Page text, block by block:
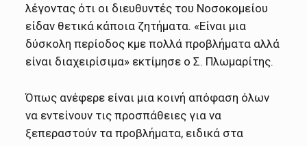
λέγοντας ότι οι διευθυντές του Νοσοκομείου
είδαν θετικά κάποια ζητήματα. «Είναι μια
δύσκολη περίοδος κμε πολλά προβλήματα αλλά
είναι διαχειρίσιμα» εκτίμησε ο Σ. Πλωμαρίτης.
Όπως ανέφερε είναι μια κοινή απόφαση όλων
να εντείνουν τις προσπάθειες για να
ξεπεραστούν τα προβλήματα, ειδικά στα